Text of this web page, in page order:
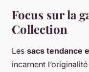
Focus sur la
Collection
Les sacs tendance
incarnent